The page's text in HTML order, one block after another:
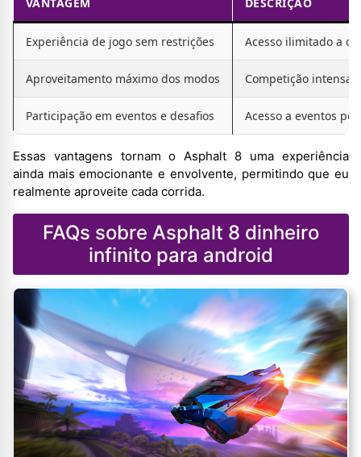
Experiência de jogo sem restrições Acesso ilimitado a
Aproveitamento máximo dos modos Competição intensa
Participação em eventos e desafios Acesso a eventos
Essas vantagens tornam o Asphalt 8 uma experiência
ainda mais emocionante e envolvente, permitindo que eu
realmente aproveite cada corrida.
FAQs sobre Asphalt 8 dinheiro
infinito para android